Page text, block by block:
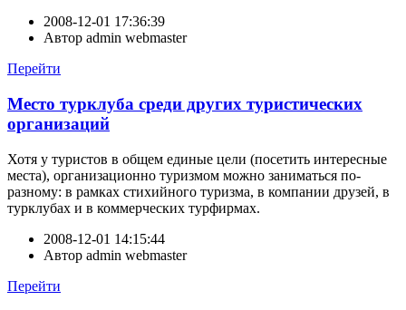
2008-12-01 17:36:39
Автор admin webmaster
Перейти
Место турклуба среди других туристических
организаций
Хотя у туристов в общем единые цели (посетить интересные
места), организационно туризмом можно заниматься по-
разному: в рамках стихийного туризма, в компании друзей, в
турклубах и в коммерческих турфирмах.
2008-12-01 14:15:44
Автор admin webmaster
Перейти